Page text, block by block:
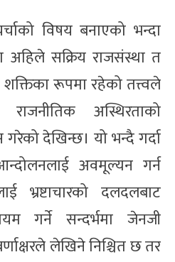
विषय बनाएको भन्दा
अहिले सक्रिय राजसंस्था त
रूपमा रहेको तत्त्वले
अस्थिरताको
देखिन्छ। यो भन्दै गर्दा
अवमूल्यन गर्न
भ्रष्टाचारको दलदलबाट
गर्ने सन्दर्भमा जेनजी
लेखिने निश्चित छ तर